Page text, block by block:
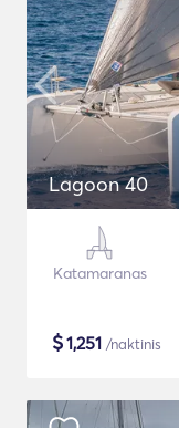
Lagoon 40
Katamaranas
$1,251 /naktinis